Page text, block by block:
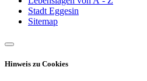
Stadt Eggesin
Sitemap
Hinweis zu Cookies